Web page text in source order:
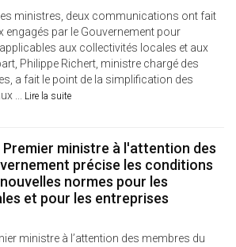
ministres, deux communications ont fait
engagés par le Gouvernement pour
aux collectivités locales et aux
Philippe Richert, ministre chargé des
a fait le point de la simplification des
... Lire la suite
Premier ministre à l'attention des
précise les conditions
normes pour les
et pour les entreprises
ministre à l’attention des membres du